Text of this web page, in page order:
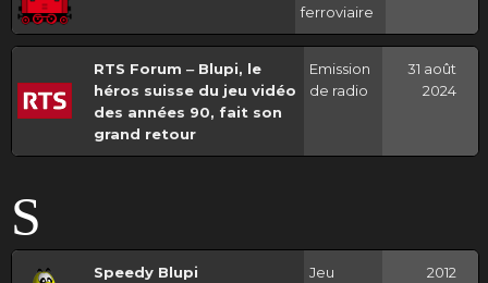
ferroviaire
RTS Forum ‒ Blupi, le
héros suisse du jeu vidéo
des années 90, fait son
grand retour
Emission
de radio
31 août
2024
S
Speedy Blupi
Jeu
2012